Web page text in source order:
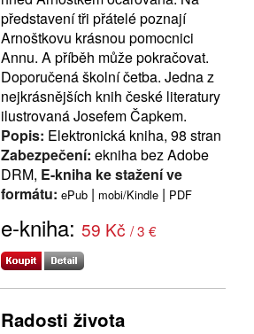
představení tři přátelé poznají
Arnoštkovu krásnou pomocnici
Annu. A příběh může pokračovat.
Doporučená školní četba. Jedna z
nejkrásnějších knih české literatury
ilustrovaná Josefem Čapkem.
Popis: Elektronická kniha, 98 stran
Zabezpečení: ekniha bez Adobe
DRM, E-kniha ke stažení ve
formátu: ePub | mobi/Kindle | PDF
e-kniha: 59 Kč / 3 €
Radosti života